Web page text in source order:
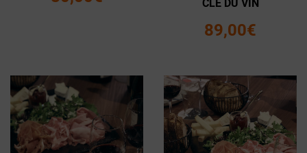
CLÉ DU VIN
89,00€